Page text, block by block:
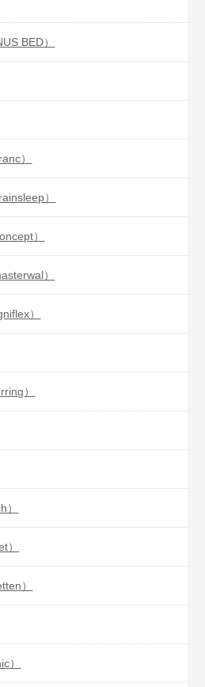
BED）
）
）
）
）
）
）
）
）
）